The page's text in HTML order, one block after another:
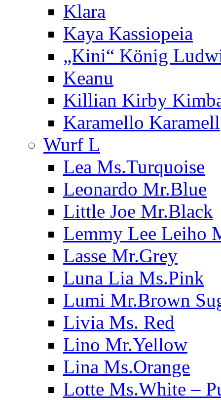
Klara
Kaya Kassiopeia
„Kini“ König
Keanu
Killian Kirby
Karamello Karamell
Wurf L
Lea Ms.Turquoise
Leonardo Mr.Blue
Little Joe Mr.Black
Lemmy Lee Leiho
Lasse Mr.Grey
Luna Lia Ms.Pink
Lumi Mr.Brown
Livia Ms. Red
Lino Mr.Yellow
Lina Ms.Orange
Lotte Ms.White –